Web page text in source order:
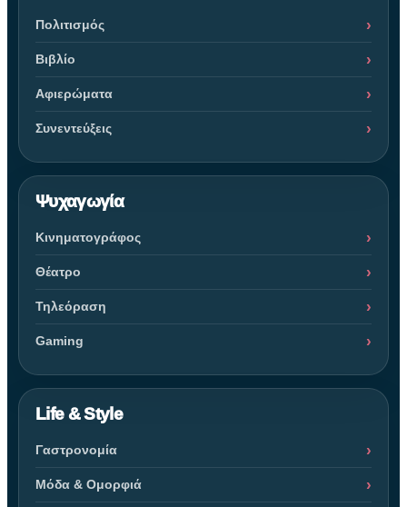
Πολιτισμός
Βιβλίο
Αφιερώματα
Συνεντεύξεις
Ψυχαγωγία
Κινηματογράφος
Θέατρο
Τηλεόραση
Gaming
Life & Style
Γαστρονομία
Μόδα & Ομορφιά